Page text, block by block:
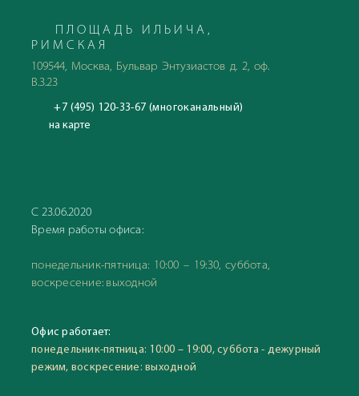
ПЛОЩАДЬ ИЛЬИЧА,
РИМСКАЯ
109544, Москва, Бульвар Энтузиастов д. 2, оф.
В.3.23
+7 (495) 120-33-67 (многоканальный)
на карте
С 23.06.2020
Время работы офиса:
понедельник-пятница: 10:00 – 19:30, суббота,
воскресение: выходной
Офис работает:
понедельник-пятница: 10:00 – 19:00, суббота - дежурный
режим, воскресение: выходной